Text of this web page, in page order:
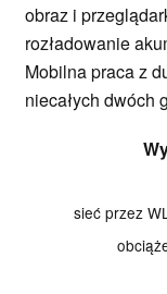
obraz i
rozładowanie
Mobilna praca z
niecałych dwóch
sieć przez